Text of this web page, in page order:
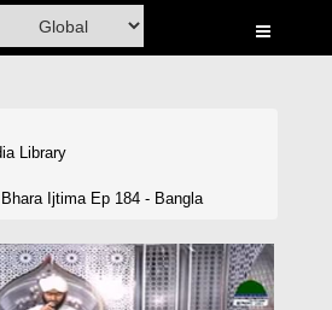
Library
Ijtima Ep 184 - Bangla